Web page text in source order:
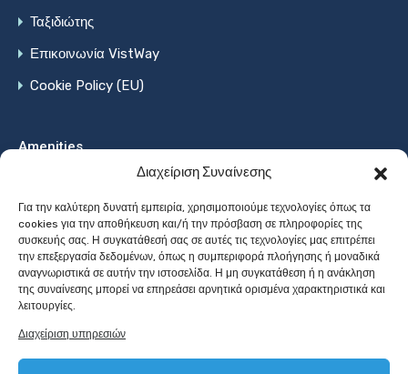
Διαχείριση Συναίνεσης
Για την καλύτερη δυνατή εμπειρία, χρησιμοποιούμε τεχνολογίες όπως τα
cookies για την αποθήκευση και/ή την πρόσβαση σε πληροφορίες της
συσκευής σας. Η συγκατάθεσή σας σε αυτές τις τεχνολογίες μας επιτρέπει
την επεξεργασία δεδομένων, όπως η συμπεριφορά πλοήγησης ή μοναδικά
αναγνωριστικά σε αυτήν την ιστοσελίδα. Η μη συγκατάθεση ή η ανάκληση
της συναίνεσης μπορεί να επηρεάσει αρνητικά ορισμένα χαρακτηριστικά και
λειτουργίες.
Διαχείριση υπηρεσιών
Ταξιδιώτης
Επικοινωνία VistWay
Cookie Policy (EU)
Amenities
Ζεστό Νερό Ηλ. Σίδερο Θέρμανση Κλιματισμός
Κουζίνα Μηχανή του Καφέ Πισίνα
Πιστολάκι Μαλίων